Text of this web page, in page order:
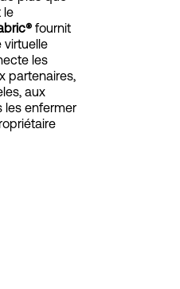
le
fournit
virtuelle
les
partenaires,
aux
les enfermer